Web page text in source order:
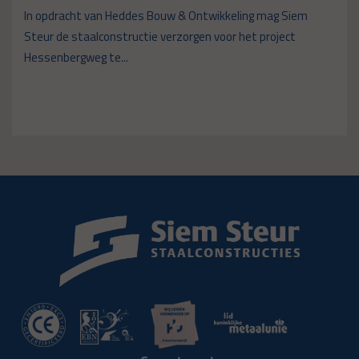
In opdracht van Heddes Bouw & Ontwikkeling mag Siem
Steur de staalconstructie verzorgen voor het project
Hessenbergweg te...